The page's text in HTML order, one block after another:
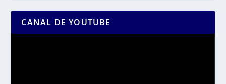
CANAL DE YOUTUBE